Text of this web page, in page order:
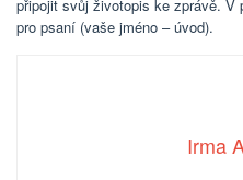
připojit svůj životopis ke zprávě. V
pro psaní (vaše jméno – úvod).
Irma